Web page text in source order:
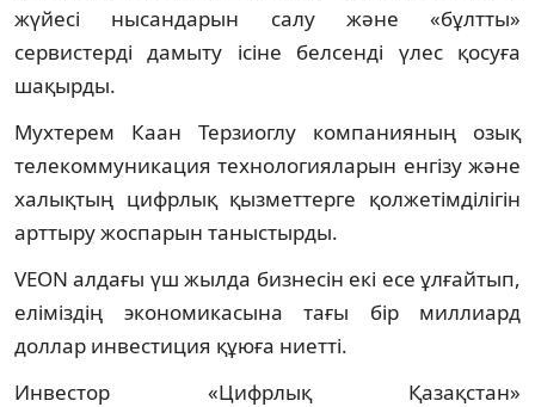
жүйесі нысандарын салу және «бұлтты»
сервистерді дамыту ісіне белсенді үлес қосуға
шақырды.
Мухтерем Каан Терзиоглу компанияның озық
телекоммуникация технологияларын енгізу және
халықтың цифрлық қызметтерге қолжетімділігін
арттыру жоспарын таныстырды.
VEON алдағы үш жылда бизнесін екі есе ұлғайтып,
еліміздің экономикасына тағы бір миллиард
доллар инвестиция құюға ниетті.
Инвестор «Цифрлық Қазақстан»